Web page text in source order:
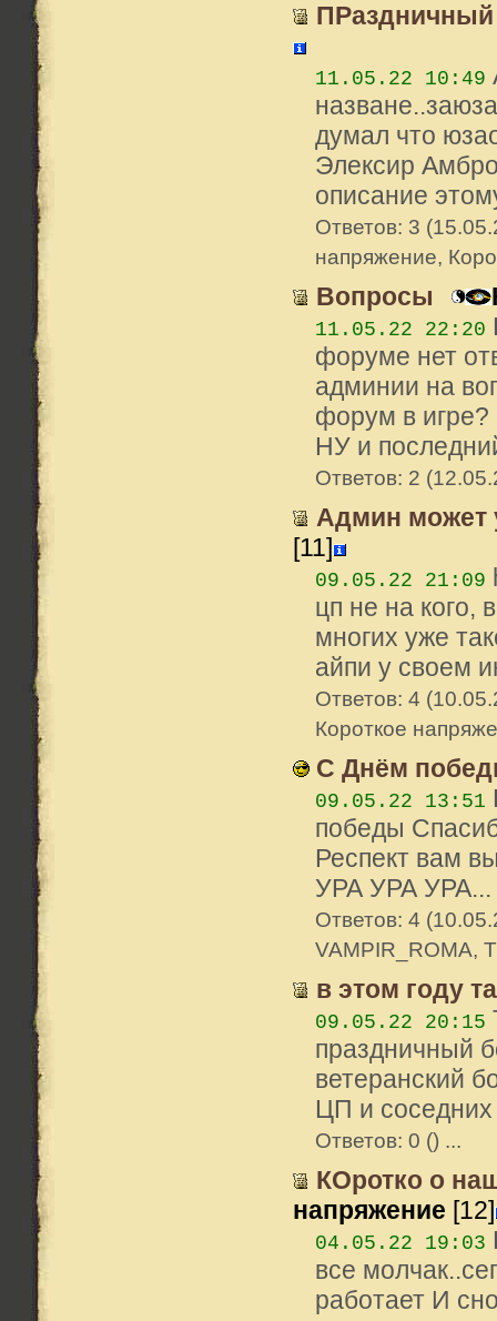
ПРаздничный
11.05.22 10:49
думал что
Элексир
описание
Ответов: 3
напряжение,
Вопросы
11.05.22 22:20
форуме нет
админии на
форум в игре?
НУ и
Ответов: 2
Админ может
[11]
09.05.22 21:09
цп не на кого,
многих уже
айпи у своем
Ответов: 4
Короткое
С Днём
09.05.22 13:51
победы
Респект вам
УРА УРА УРА...
Ответов: 4
VAMPIR_ROMA,
в этом году
09.05.22 20:15
праздничный
ветеранский
ЦП и соседних
Ответов: 0 () ...
КОротко о
напряжение [12]
04.05.22 19:03
все
работает И